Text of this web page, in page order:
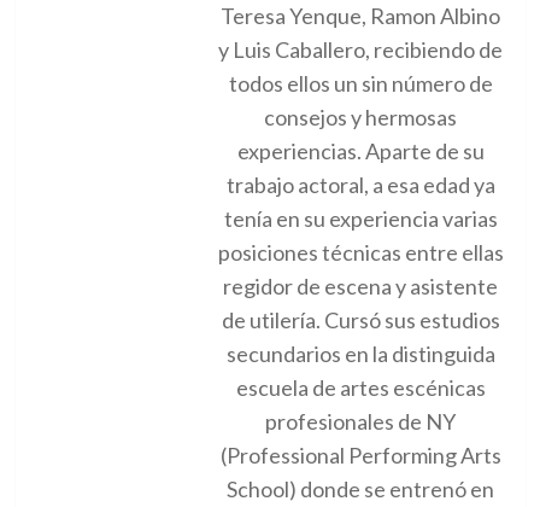
Teresa Yenque, Ramon Albino
y Luis Caballero, recibiendo de
todos ellos un sin número de
consejos y hermosas
experiencias. Aparte de su
trabajo actoral, a esa edad ya
tenía en su experiencia varias
posiciones técnicas entre ellas
regidor de escena y asistente
de utilería. Cursó sus estudios
secundarios en la distinguida
escuela de artes escénicas
profesionales de NY
(Professional Performing Arts
School) donde se entrenó en